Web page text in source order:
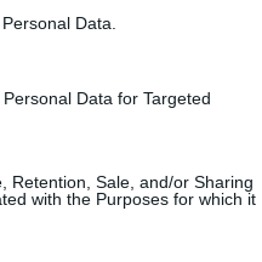
Data.
Data for Targeted
Retention, Sale, and/or Sharing
with the Purposes for which it